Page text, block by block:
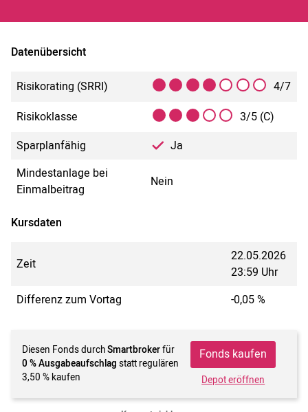
Datenübersicht
Risikorating (SRRI)
4/7
Risikoklasse
3/5 (C)
Sparplanfähig
Ja
Mindestanlage bei
Einmalbeitrag
Nein
Kursdaten
Zeit
22.05.2026
23:59 Uhr
Differenz zum Vortag
-0,05 %
Diesen Fonds durchSmartbrokerfür
0 % Ausgabeaufschlag statt regulären
3,50 % kaufen
Fonds kaufen
Depot eröffnen